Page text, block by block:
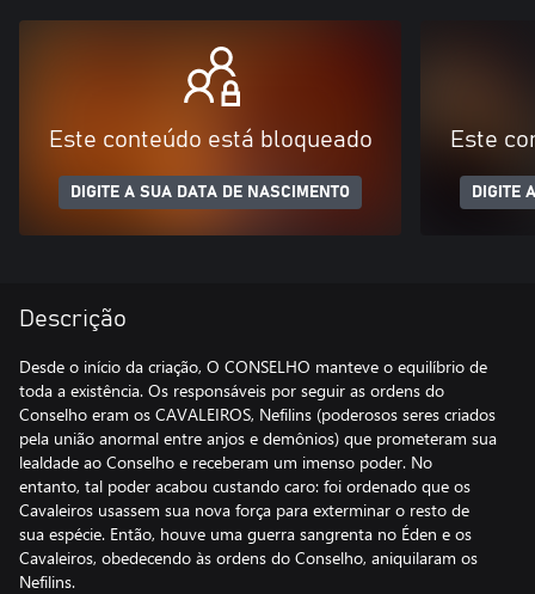
Este conteúdo está bloqueado
DIGITE A SUA DATA DE NASCIMENTO
Este
DIGITE
Descrição
Desde o início da criação, O CONSELHO manteve o equilíbrio de
toda a existência. Os responsáveis por seguir as ordens do
Conselho eram os CAVALEIROS, Nefilins (poderosos seres criados
pela união anormal entre anjos e demônios) que prometeram sua
lealdade ao Conselho e receberam um imenso poder. No
entanto, tal poder acabou custando caro: foi ordenado que os
Cavaleiros usassem sua nova força para exterminar o resto de
sua espécie. Então, houve uma guerra sangrenta no Éden e os
Cavaleiros, obedecendo às ordens do Conselho, aniquilaram os
Nefilins.